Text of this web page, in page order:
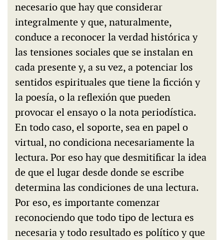
necesario que hay que considerar
integralmente y que, naturalmente,
conduce a reconocer la verdad histórica y
las tensiones sociales que se instalan en
cada presente y, a su vez, a potenciar los
sentidos espirituales que tiene la ficción y
la poesía, o la reflexión que pueden
provocar el ensayo o la nota periodística.
En todo caso, el soporte, sea en papel o
virtual, no condiciona necesariamente la
lectura. Por eso hay que desmitificar la idea
de que el lugar desde donde se escribe
determina las condiciones de una lectura.
Por eso, es importante comenzar
reconociendo que todo tipo de lectura es
necesaria y todo resultado es político y que